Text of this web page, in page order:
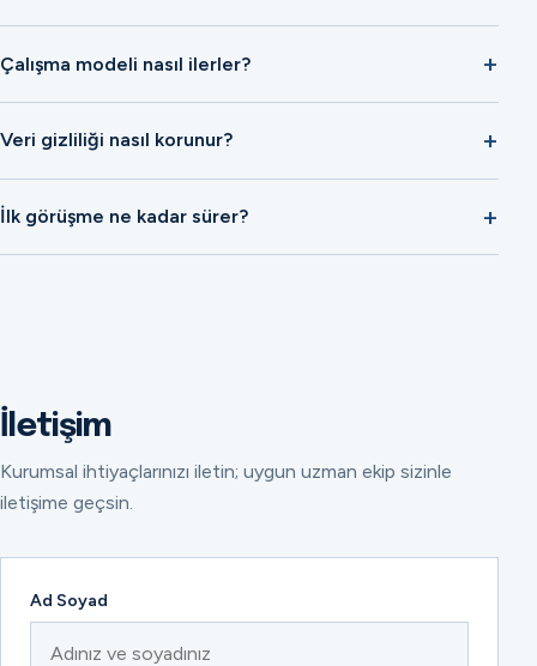
Çalışma modeli nasıl ilerler?
Veri gizliliği nasıl korunur?
İlk görüşme ne kadar sürer?
İletişim
Kurumsal ihtiyaçlarınızı iletin; uygun uzman ekip sizinle
iletişime geçsin.
Ad Soyad